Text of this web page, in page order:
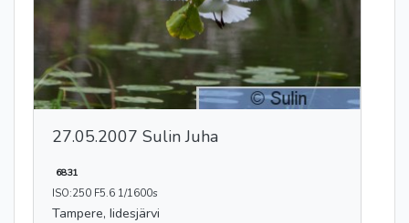
27.05.2007 Sulin Juha
6831
ISO:250 F5.6 1/1600s
Tampere, Iidesjärvi